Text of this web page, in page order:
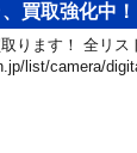
買取強化中！
ります！ 全リス
list/camera/